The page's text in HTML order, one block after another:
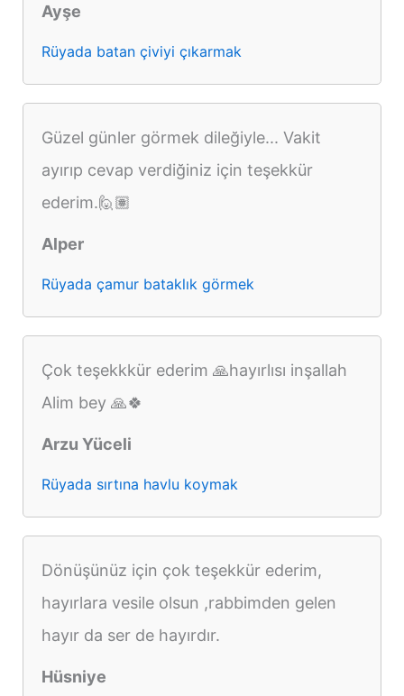
Ayşe
Rüyada batan çiviyi çıkarmak
Güzel günler görmek dileğiyle... Vakit
ayırıp cevap verdiğiniz için teşekkür
ederim.🙋🏽
Alper
Rüyada çamur bataklık görmek
Çok teşekkkür ederim 🙏hayırlısı inşallah
Alim bey 🙏🍀
Arzu Yüceli
Rüyada sırtına havlu koymak
Dönüşünüz için çok teşekkür ederim,
hayırlara vesile olsun ,rabbimden gelen
hayır da ser de hayırdır.
Hüsniye